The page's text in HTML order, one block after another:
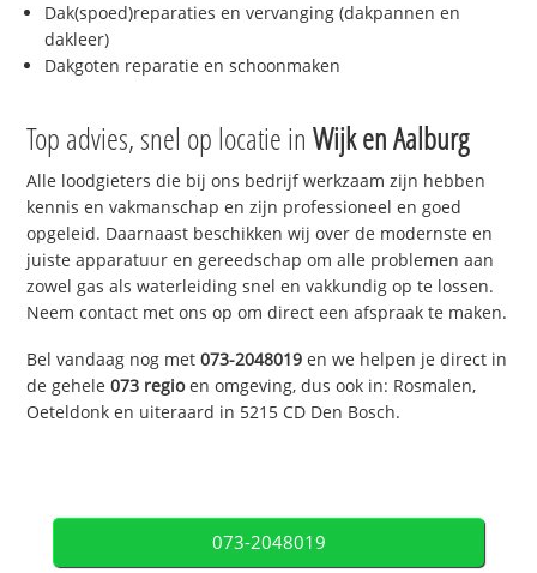
Dak(spoed)reparaties en vervanging (dakpannen en
dakleer)
Dakgoten reparatie en schoonmaken
Top advies, snel op locatie inWijk en Aalburg
Alle loodgieters die bij ons bedrijf werkzaam zijn hebben
kennis en vakmanschap en zijn professioneel en goed
opgeleid. Daarnaast beschikken wij over de modernste en
juiste apparatuur en gereedschap om alle problemen aan
zowel gas als waterleiding snel en vakkundig op te lossen.
Neem contact met ons op om direct een afspraak te maken.
Bel vandaag nog met073-2048019 en we helpen je direct in
de gehele073 regioen omgeving, dus ook in: Rosmalen,
Oeteldonk en uiteraard in 5215 CD Den Bosch.
073-2048019